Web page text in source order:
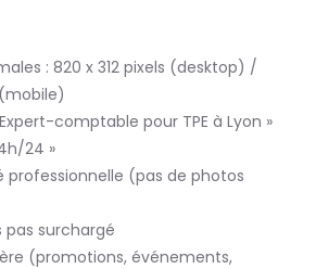
: 820 x 312 pixels (desktop) /
comptable pour TPE à Lyon »
24 »
professionnelle (pas de photos
pas surchargé
(promotions, événements,